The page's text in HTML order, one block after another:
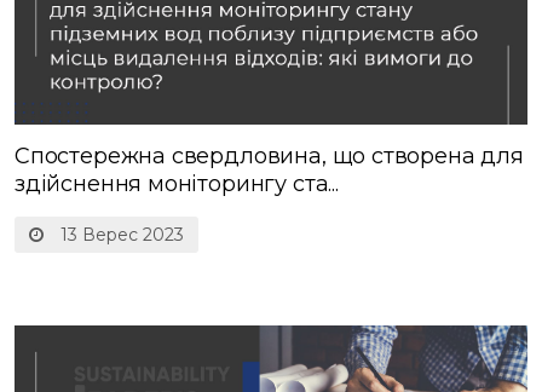
13 Верес 2023
Спостережна свердловина, що створена для
здійснення моніторингу ста...